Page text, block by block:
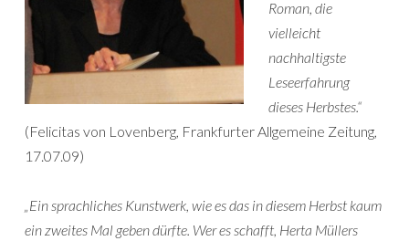
Roman, die
vielleicht
nachhaltigste
Leseerfahrung
dieses Herbstes.“
(Felicitas von Lovenberg, Frankfurter Allgemeine Zeitung,
17.07.09)
„Ein sprachliches Kunstwerk, wie es das in diesem Herbst kaum
ein zweites Mal geben dürfte. Wer es schafft, Herta Müllers